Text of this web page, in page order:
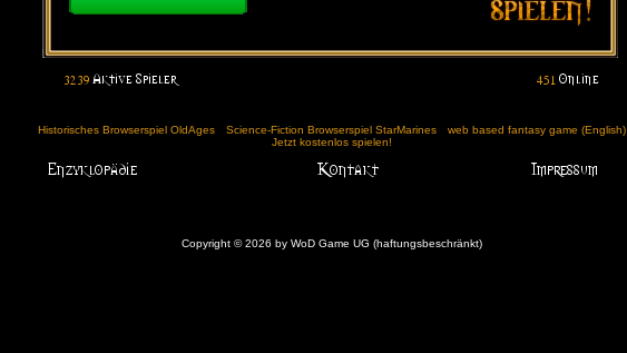
Historisches Browserspiel OldAges Science-Fiction Browserspiel StarMarines
web based fantasy game (English)
Jetzt kostenlos spielen!
Copyright © 2026 by WoD Game UG (haftungsbeschränkt)